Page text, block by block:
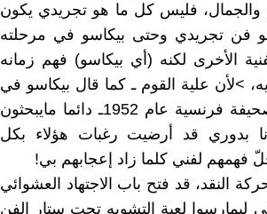
والجمال، فليس كل ما هو تجريدي يكون
فن تجريدي وحتى بيكاسو في مرحلته
الأخرى لكنه (أي بيكاسو) فهم زمانه
>لأن علية القوم ـ كما قال بيكاسو في
حوار له مع الناقد (جيوفاني بابيني) في صحيفة فرنسية عام 1952ـ دائما مايبحثون
بدوري قد أرضيت رغبات هؤلاء بكل
فهمهم لفني كلما زاد إعجابهم بي!
النقد، قد فتح باب الاجتهاد العشوائي
ليمارسوا لعبة التشويه تحت ستار الفن